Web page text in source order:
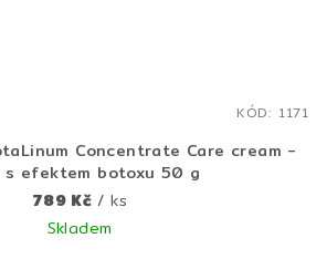
Concentrate Care cream -
s efektem botoxu 50 g
789 Kč / ks
Skladem
KÓD: 1171